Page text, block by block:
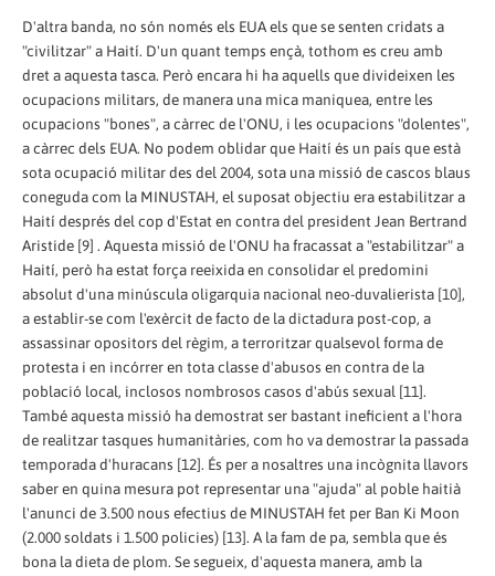
D'altra banda, no són només els EUA els que se senten cridats a
"civilitzar" a Haití. D'un quant temps ençà, tothom es creu amb
dret a aquesta tasca. Però encara hi ha aquells que divideixen les
ocupacions militars, de manera una mica maniquea, entre les
ocupacions "bones", a càrrec de l'ONU, i les ocupacions "dolentes",
a càrrec dels EUA. No podem oblidar que Haití és un país que està
sota ocupació militar des del 2004, sota una missió de cascos blaus
coneguda com la MINUSTAH, el suposat objectiu era estabilitzar a
Haití després del cop d'Estat en contra del president Jean Bertrand
Aristide [9] . Aquesta missió de l'ONU ha fracassat a "estabilitzar" a
Haití, però ha estat força reeixida en consolidar el predomini
absolut d'una minúscula oligarquia nacional neo-duvalierista [10],
a establir-se com l'exèrcit de facto de la dictadura post-cop, a
assassinar opositors del règim, a terroritzar qualsevol forma de
protesta i en incórrer en tota classe d'abusos en contra de la
població local, inclosos nombrosos casos d'abús sexual [11].
També aquesta missió ha demostrat ser bastant ineficient a l'hora
de realitzar tasques humanitàries, com ho va demostrar la passada
temporada d'huracans [12]. És per a nosaltres una incògnita llavors
saber en quina mesura pot representar una "ajuda" al poble haitià
l'anunci de 3.500 nous efectius de MINUSTAH fet per Ban Ki Moon
(2.000 soldats i 1.500 policies) [13]. A la fam de pa, sembla que és
bona la dieta de plom. Se segueix, d'aquesta manera, amb la